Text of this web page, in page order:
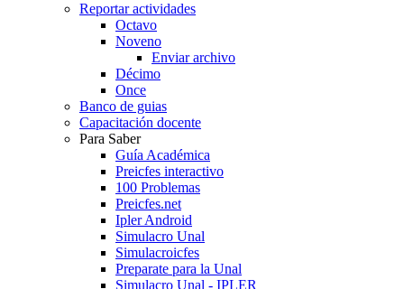
Reportar actividades
Octavo
Noveno
Enviar archivo
Décimo
Once
Banco de guias
Capacitación docente
Para Saber
Guía Académica
Preicfes interactivo
100 Problemas
Preicfes.net
Ipler Android
Simulacro Unal
Simulacroicfes
Preparate para la Unal
Simulacro Unal - IPLER